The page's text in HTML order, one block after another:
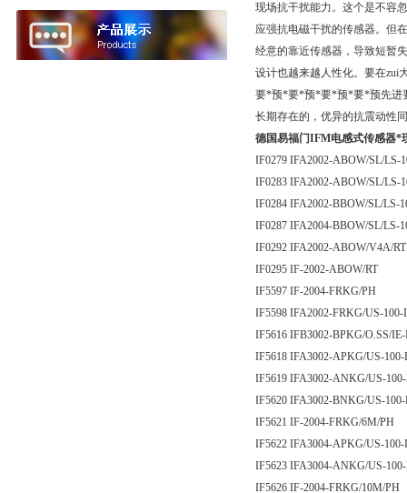
现场抗干扰能力。这个是不容
应强抗电磁干扰的传感器。但
经意的靠近传感器，导致短暂
设计也越来越人性化。要在zui
要*预*要*预*要*预*要*预先进
长期存在的，优异的抗震动性
德国易福门IFM电感式传感器*
IF0279 IFA2002-ABOW/SL/LS-
IF0283 IFA2002-ABOW/SL/LS-
IF0284 IFA2002-BBOW/SL/LS-
IF0287 IFA2004-BBOW/SL/LS-
IF0292 IFA2002-ABOW/V4A/RT
IF0295 IF-2002-ABOW/RT
IF5597 IF-2004-FRKG/PH
IF5598 IFA2002-FRKG/US-100-
IF5616 IFB3002-BPKG/O.SS/
IF5618 IFA3002-APKG/US-100-
IF5619 IFA3002-ANKG/US-
IF5620 IFA3002-BNKG/US-
IF5621 IF-2004-FRKG/6M/PH
IF5622 IFA3004-APKG/US-100-
IF5623 IFA3004-ANKG/US-
IF5626 IF-2004-FRKG/10M/PH